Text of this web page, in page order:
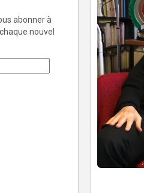
abonner à
nouvel